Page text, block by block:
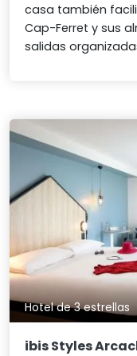
casa también
Cap-Ferret y sus
salidas
Hotel de 3 estrellas
ibis Styles